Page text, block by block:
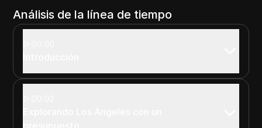
Análisis de la línea de tiempo